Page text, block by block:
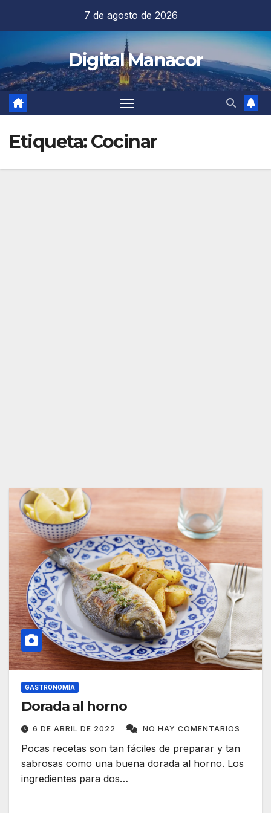
contenido
7 de agosto de 2026
Digital Manacor
Etiqueta:Cocinar
GASTRONOMÍA
Dorada al horno
6 DE ABRIL DE 2022 NO HAY COMENTARIOS
Pocas recetas son tan fáciles de preparar y tan
sabrosas como una buena dorada al horno. Los
ingredientes para dos…